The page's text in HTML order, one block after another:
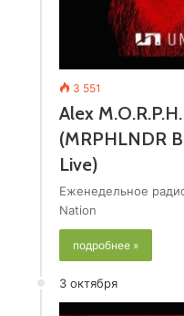
3 551
Alex
(MRPHLNDR
Live)
Еженедельное
Nation
подробнее »
3 октября